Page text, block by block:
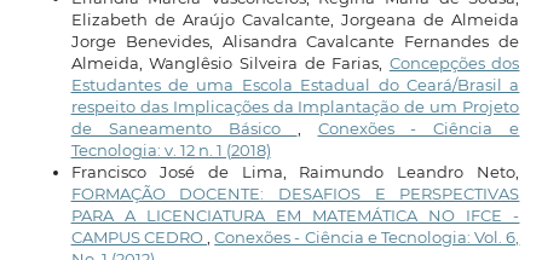
Elizabeth de Araújo Cavalcante, Jorgeana de Almeida
Jorge Benevides, Alisandra Cavalcante Fernandes de
Almeida, Wanglêsio Silveira de Farias, Concepções dos
Estudantes de uma Escola Estadual do Ceará/Brasil a
respeito das Implicações da Implantação de um Projeto
de Saneamento Básico , Conexões - Ciência e
Tecnologia: v. 12 n. 1 (2018)
Francisco José de Lima, Raimundo Leandro Neto,
FORMAÇÃO DOCENTE: DESAFIOS E PERSPECTIVAS
PARA A LICENCIATURA EM MATEMÁTICA NO IFCE -
CAMPUS CEDRO,Conexões - Ciência e Tecnologia: Vol. 6,